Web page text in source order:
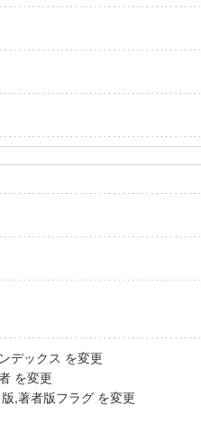
デックス を変更
を変更
,著者版フラグ を変更